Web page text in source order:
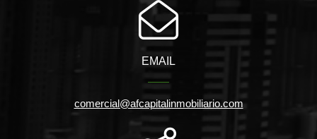
EMAIL
comercial@afcapitalinmobiliario.com